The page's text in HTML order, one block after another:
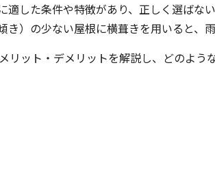
適した条件や特徴があり、正しく選ばな
）の少ない屋根に横葺きを用いると、
ット・デメリットを解説し、どのよう